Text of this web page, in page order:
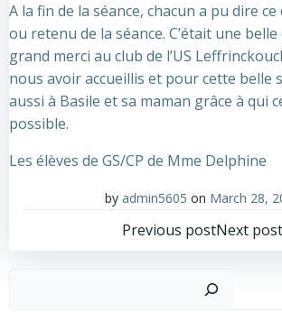
A la fin de la séance, chacun a pu dire ce
ou retenu de la séance. C’était une
grand merci au club de l’US
nous avoir accueillis et pour cette belle
aussi à Basile et sa maman grâce à qui
possible.
Les élèves de GS/CP de Mme Delphine
by admin5605 on March 28,
Post
navigation
Previous postNext post